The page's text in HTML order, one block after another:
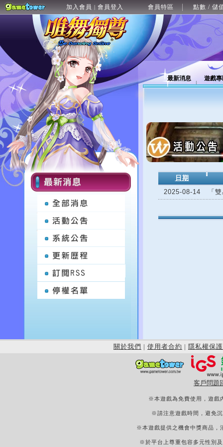
加入會員 | 會員登入 會員特區 點數 / 儲
最新消息 遊戲
日期
2025-08-14
「
關於我們 | 使用者合約 | 隱私權保護
客戶問題
※本遊戲為免費使用，遊戲
※請注意遊戲時間，避免
※本遊戲提供之機會中獎商品，
※於平台上尊重包容多元性別